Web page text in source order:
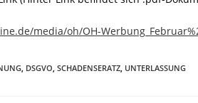
media/oh/OH-
, DSGVO, SCHADENSERATZ, UNTERLASSUNG